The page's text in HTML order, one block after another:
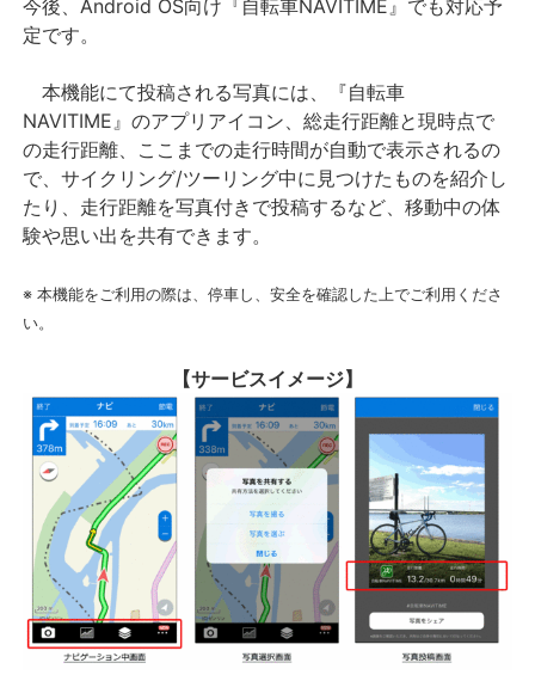
今後、Android OS向け『自転車NAVITIME』でも対応予
定です。
本機能にて投稿される写真には、『自転車
NAVITIME』のアプリアイコン、総走行距離と現時点で
の走行距離、ここまでの走行時間が自動で表示されるの
で、サイクリング/ツーリング中に見つけたものを紹介し
たり、走行距離を写真付きで投稿するなど、移動中の体
験や思い出を共有できます。
※ 本機能をご利用の際は、停車し、安全を確認した上でご利用くださ
い。
【サービスイメージ】